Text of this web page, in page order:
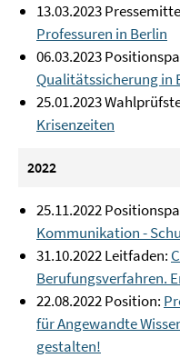
13.03.2023
Professuren in Berlin
06.03.2023
Qualitätssicherung in
25.01.2023
Krisenzeiten
2022
25.11.2022
Kommunikation -
31.10.2022 Leitfaden:
Berufungsverfahren.
22.08.2022 Position:
für Angewandte
gestalten!